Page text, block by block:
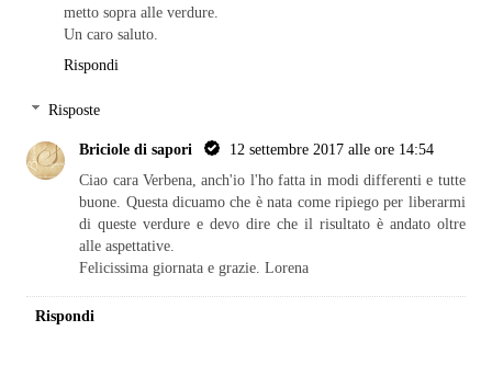
metto sopra alle verdure.
Un caro saluto.
Rispondi
Risposte
Briciole di sapori
12 settembre 2017 alle ore 14:54
Ciao cara Verbena, anch'io l'ho fatta in modi differenti e tutte
buone. Questa dicuamo che è nata come ripiego per liberarmi
di queste verdure e devo dire che il risultato è andato oltre
alle aspettative.
Felicissima giornata e grazie. Lorena
Rispondi